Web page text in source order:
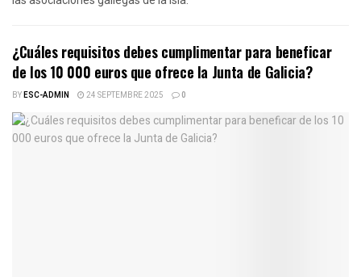
¿Cuáles requisitos debes cumplimentar para beneficar
de los 10 000 euros que ofrece la Junta de Galicia?
BYESC-ADMIN 24 SEPTEMBRE 2025 0